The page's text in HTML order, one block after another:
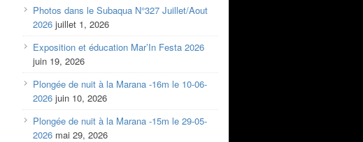
Photos dans le Subaqua N°327 Juillet/Aout
2026 juillet 1, 2026
Exposition et éducation Mar’In Festa 2026
juin 19, 2026
Plongée de nuit à la Marana -16m le 10-06-
2026 juin 10, 2026
Plongée de nuit à la Marana -15m le 29-05-
2026 mai 29, 2026